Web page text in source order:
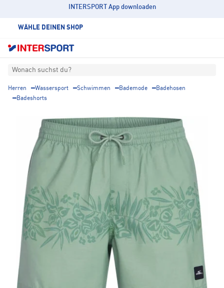
INTERSPORT App downloaden
WÄHLE DEINEN SHOP
Wonach suchst du?
Herren Wassersport Schwimmen Bademode
Badehosen
Badeshorts